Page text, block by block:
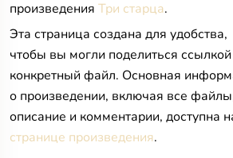
произведения Три старца.
Эта страница создана для удобства,
чтобы вы могли поделиться
конкретный файл. Основная
о произведении, включая все
описание и комментарии, доступна
странице произведения.